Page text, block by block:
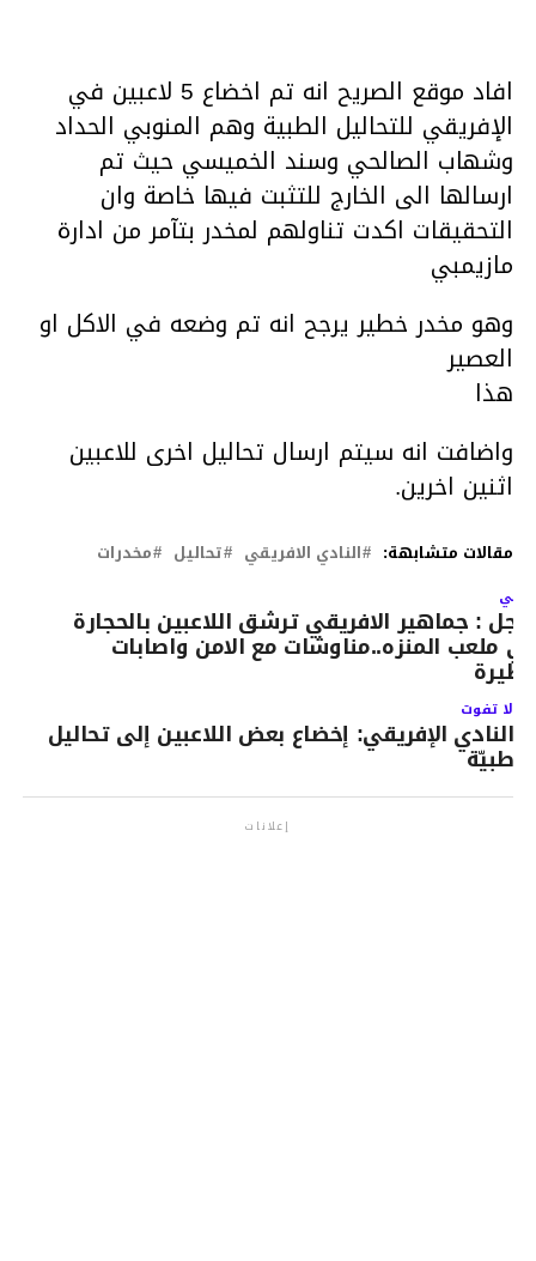
افاد موقع الصريح انه تم اخضاع 5 لاعبين في
الإفريقي للتحاليل الطبية وهم المنوبي الحداد
وشهاب الصالحي وسند الخميسي حيث تم
ارسالها الى الخارج للتثبت فيها خاصة وان
التحقيقات اكدت تناولهم لمخدر بتآمر من ادارة
مازيمبي
وهو مخدر خطير يرجح انه تم وضعه في الاكل او
العصير
هذا
واضافت انه سيتم ارسال تحاليل اخرى للاعبين
اثنين اخرين.
مقالات متشابهة: النادي الافريقي تحاليل مخدرات
: جماهير الافريقي ترشق اللاعبين بالحجارة
ملعب المنزه..مناوشات مع الامن واصابات
لا تفوت
النادي الإفريقي: إخضاع بعض اللاعبين إلى تحاليل
طبيّة
إعلانات